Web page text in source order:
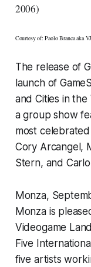
2006)
Courtesy of: Paolo Branca aka
The release of
launch of
and Cities in
a group show
most
Cory Arcangel,
Stern, and
Monza,
Monza is
Videogame
Five
five artists